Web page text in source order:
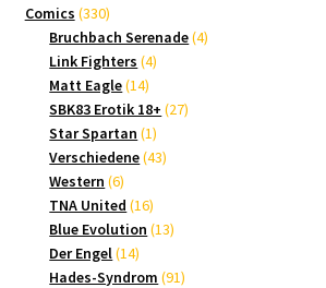
Comics 330330
Produkte
Bruchbach Serenade 44
Link Fighters 44
Matt Eagle 1414
Produkte
SBK83 Erotik 18+ 2727
Star Spartan 11
Produkt
Verschiedene 4343
Western 66
Produkte
TNA United 1616
Produkte
Blue Evolution 1313
Der Engel 1414
Produkte
Hades-Syndrom 9191